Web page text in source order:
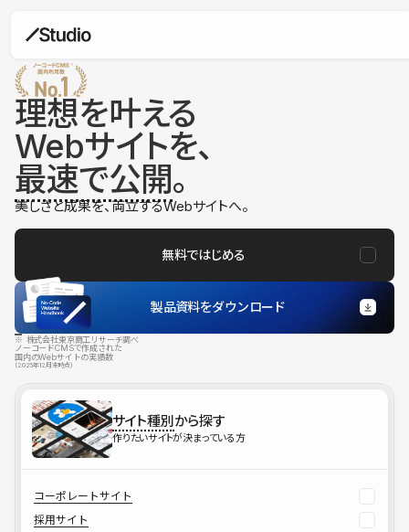
理想を叶える
Webサイトを、
最速で公開。
美しさと成果を、両立するWebサイトへ。
無料ではじめる
製品資料をダウンロード
※ 株式会社東京商工リサーチ調べ
ノーコードCMSで作成された
国内のWebサイトの実績数
（2025年12月末時点）
サイト種別から探す
作りたいサイトが決まっている方
コーポレートサイト
採用サイト